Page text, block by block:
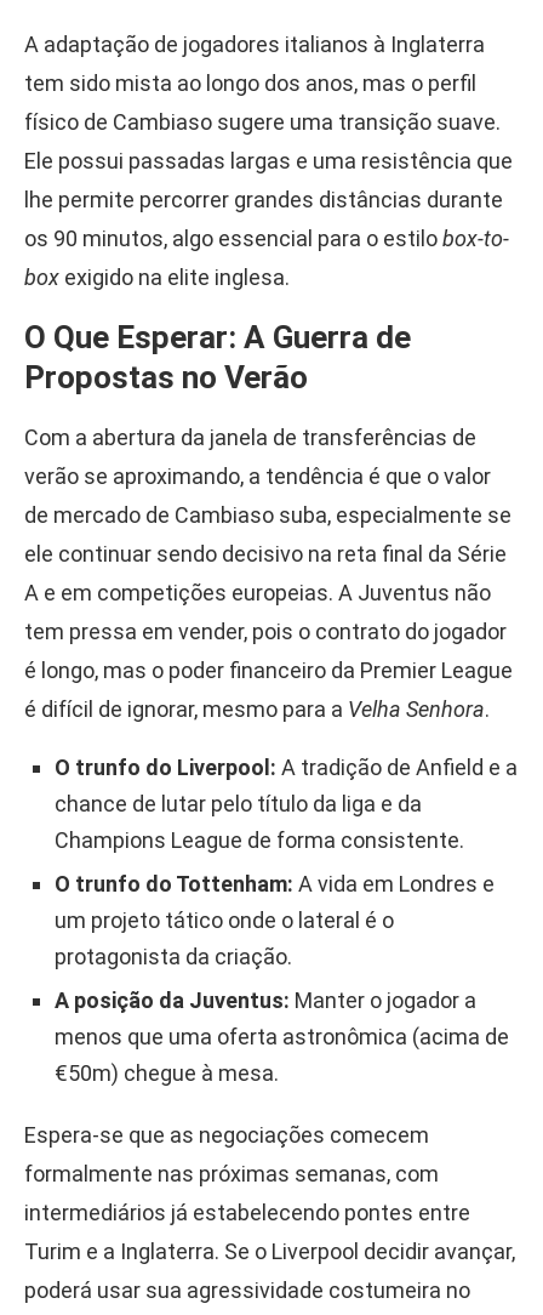
A adaptação de jogadores italianos à Inglaterra
tem sido mista ao longo dos anos, mas o perfil
físico de Cambiaso sugere uma transição suave.
Ele possui passadas largas e uma resistência que
lhe permite percorrer grandes distâncias durante
os 90 minutos, algo essencial para o estilobox-to-
box exigido na elite inglesa.
O Que Esperar: A Guerra de
Propostas no Verão
Com a abertura da janela de transferências de
verão se aproximando, a tendência é que o valor
de mercado de Cambiaso suba, especialmente se
ele continuar sendo decisivo na reta final da Série
A e em competições europeias. A Juventus não
tem pressa em vender, pois o contrato do jogador
é longo, mas o poder financeiro da Premier League
é difícil de ignorar, mesmo para a Velha Senhora.
O trunfo do Liverpool: A tradição de Anfield e a
chance de lutar pelo título da liga e da
Champions League de forma consistente.
O trunfo do Tottenham: A vida em Londres e
um projeto tático onde o lateral é o
protagonista da criação.
A posição da Juventus: Manter o jogador a
menos que uma oferta astronômica (acima de
€50m) chegue à mesa.
Espera-se que as negociações comecem
formalmente nas próximas semanas, com
intermediários já estabelecendo pontes entre
Turim e a Inglaterra. Se o Liverpool decidir avançar,
poderá usar sua agressividade costumeira no